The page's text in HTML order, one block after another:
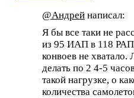
@Андрейнаписал:
Я бы все таки не
из 95 ИАП в 118
конвоев не
делать по 2 4-5
такой нагрузке, о
количества